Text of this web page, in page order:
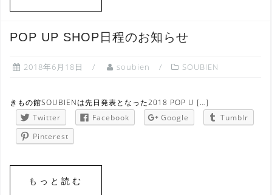
POP UP SHOP日程のお知らせ
2018年6月18日 soubien SOUBIEN
きもの館SOUBIENは先日発表となった2018 POP U […]
Twitter
Facebook Google
Tumblr
Pinterest
もっと読む